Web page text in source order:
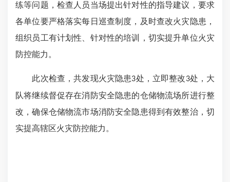
练等问题，检查人员当场提出针对性的指导建议，要求
各单位要严格落实每日巡查制度，及时查改火灾隐患，
组织员工有计划性、针对性的培训，切实提升单位火灾
防控能力。
此次检查，共发现火灾隐患3处，立即整改3处，大
队将继续督促存在消防安全隐患的仓储物流场所进行整
改，确保仓储物流市场消防安全隐患得到有效整治，切
实提高辖区火灾防控能力。